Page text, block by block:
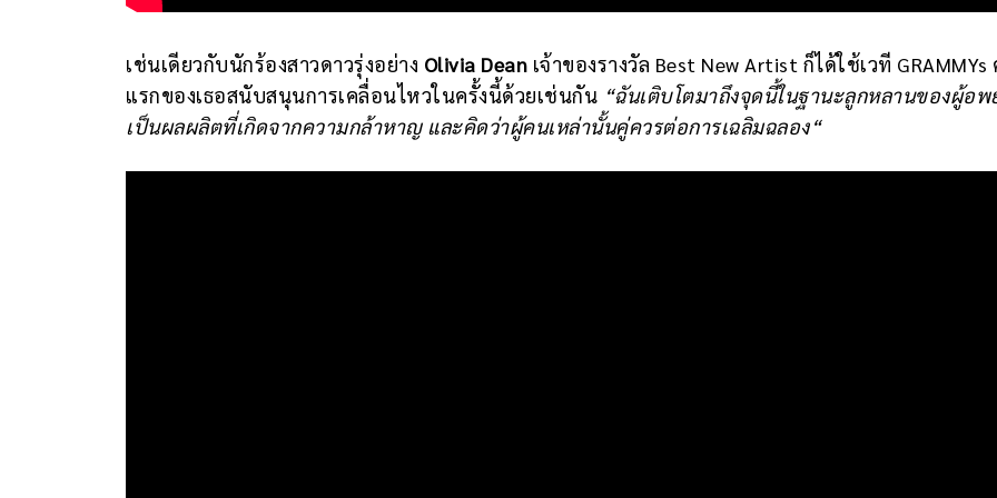
เช่นเดียวกับนักร้องสาวดาวรุ่งอย่าง Olivia Dean เจ้าของรางวัล Best New Artist ก็ได้ใช้เวที GRAMMYs
แรกของเธอสนับสนุนการเคลื่อนไหวในครั้งนี้ด้วยเช่นกัน “ฉันเติบโตมาถึงจุดนี้ในฐานะลูกหลานของผู้อ
เป็นผลผลิตที่เกิดจากความกล้าหาญ และคิดว่าผู้คนเหล่านั้นคู่ควรต่อการเฉลิมฉลอง“